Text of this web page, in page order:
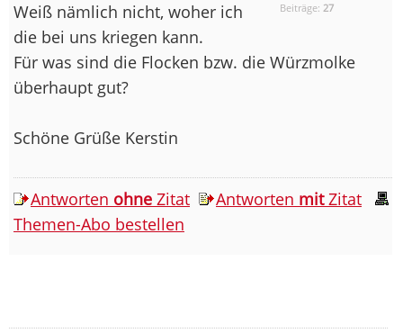
Beiträge: 27
Weiß nämlich nicht, woher ich
die bei uns kriegen kann.
Für was sind die Flocken bzw. die Würzmolke
überhaupt gut?
Schöne Grüße Kerstin
Antworten ohne Zitat Antworten mitZitat
Themen-Abo bestellen